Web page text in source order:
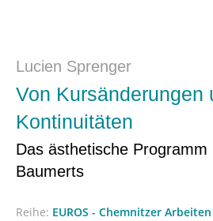
Lucien Sprenger
Von Kursänderungen
Kontinuitäten
Das ästhetische
Baumerts
Reihe: EUROS - Chemnitzer